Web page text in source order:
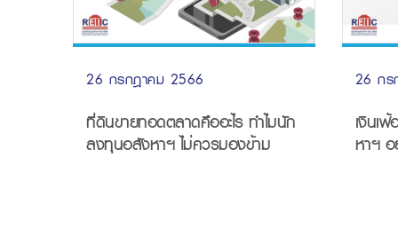
26 กรกฎาคม 2566
ที่ดินขายทอดตลาดคืออะไร ทำไมนัก
ลงทุนอสังหาฯ ไม่ควรมองข้าม
26 กร
เงินเ
หาฯ อ